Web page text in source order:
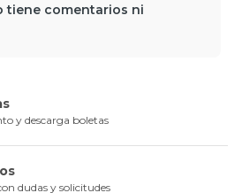
tiene comentarios ni
y descarga boletas
dudas y solicitudes